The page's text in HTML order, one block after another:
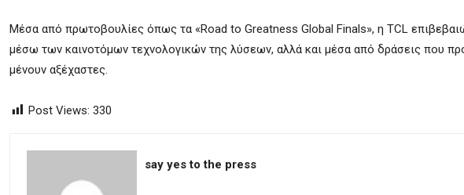
Μέσα από πρωτοβουλίες όπως τα «Road to Greatness Global Finals», η TCL
μέσω των καινοτόμων τεχνολογικών της λύσεων, αλλά και μέσα από δράσεις που
μένουν αξέχαστες.
Post Views: 330
say yes to the press